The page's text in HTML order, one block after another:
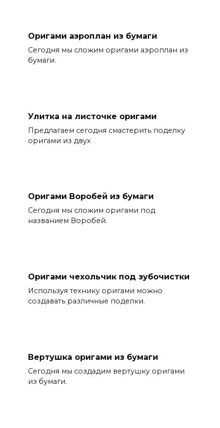
Оригами аэроплан из бумаги
Сегодня мы сложим оригами аэроплан из
бумаги.
Улитка на листочке оригами
Предлагаем сегодня смастерить поделку
оригами из двух
Оригами Воробей из бумаги
Сегодня мы сложим оригами под
названием Воробей.
Оригами чехольчик под зубочистки
Используя технику оригами можно
создавать различные поделки.
Вертушка оригами из бумаги
Сегодня мы создадим вертушку оригами
из бумаги.